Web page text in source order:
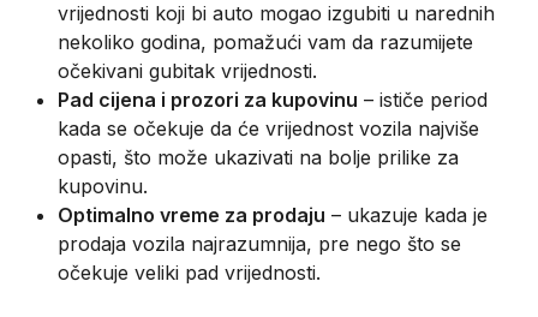
vrijednosti koji bi auto mogao izgubiti u narednih
nekoliko godina, pomažući vam da razumijete
očekivani gubitak vrijednosti.
Pad cijena i prozori za kupovinu – ističe period
kada se očekuje da će vrijednost vozila najviše
opasti, što može ukazivati na bolje prilike za
kupovinu.
Optimalno vreme za prodaju – ukazuje kada je
prodaja vozila najrazumnija, pre nego što se
očekuje veliki pad vrijednosti.